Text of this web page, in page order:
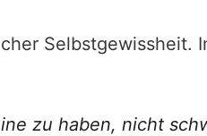
Selbstgewissheit.
zu haben, nicht